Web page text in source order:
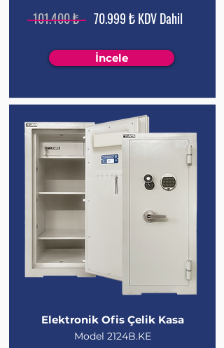
101.400 ₺ 70.999 ₺ KDV Dahil
İncele
Elektronik Ofis Çelik Kasa
Model 2124B.KE